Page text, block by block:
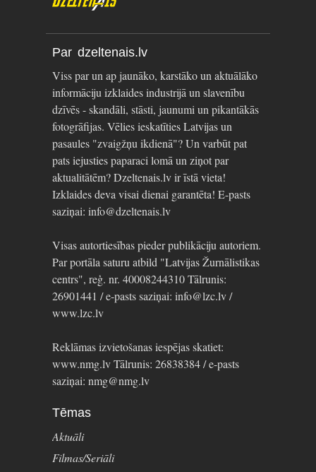
Par dzeltenais.lv
Viss par un ap jaunāko, karstāko un aktuālāko
informāciju izklaides industrijā un slavenību
dzīvēs - skandāli, stāsti, jaunumi un pikantākās
fotogrāfijas. Vēlies ieskatīties Latvijas un
pasaules "zvaigžņu ikdienā"? Un varbūt pat
pats iejusties paparaci lomā un ziņot par
aktualitātēm? Dzeltenais.lv ir īstā vieta!
Izklaides deva visai dienai garantēta! E-pasts
saziņai: info@dzeltenais.lv
Visas autortiesības pieder publikāciju autoriem.
Par portāla saturu atbild "Latvijas Žurnālistikas
centrs", reģ. nr. 40008244310 Tālrunis:
26901441 / e-pasts saziņai: info@lzc.lv /
www.lzc.lv
Reklāmas izvietošanas iespējas skatiet:
www.nmg.lv Tālrunis: 26838384 / e-pasts
saziņai: nmg@nmg.lv
Tēmas
Aktuāli
Filmas/Seriāli